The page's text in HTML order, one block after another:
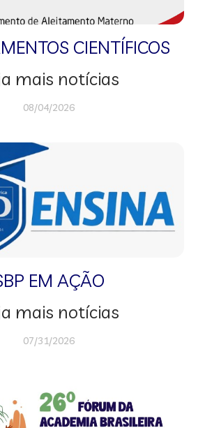
CIENTÍFICOS
mais notícias
08/04/2026
EM AÇÃO
mais notícias
07/31/2026